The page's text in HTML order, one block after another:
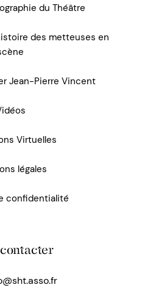
du Théâtre
des metteuses en
Jean-Pierre Vincent
Virtuelles
légales
confidentialité